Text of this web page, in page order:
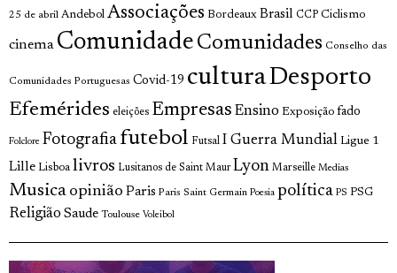
25 de abril Andebol Associações Bordeaux Brasil CCP Ciclismo
cinema Comunidade Comunidades Conselho das
Comunidades Portuguesas Covid-19 culturaDesporto
Efemérides eleições Empresas Ensino Exposição fado
Folclore Fotografia futebol Futsal I Guerra Mundial Ligue 1
Lille Lisboa livros Lusitanos de Saint Maur Lyon Marseille Medias
Musica opinião Paris Paris Saint Germain Poesia política PS PSG
Religião Saude Toulouse Voleibol